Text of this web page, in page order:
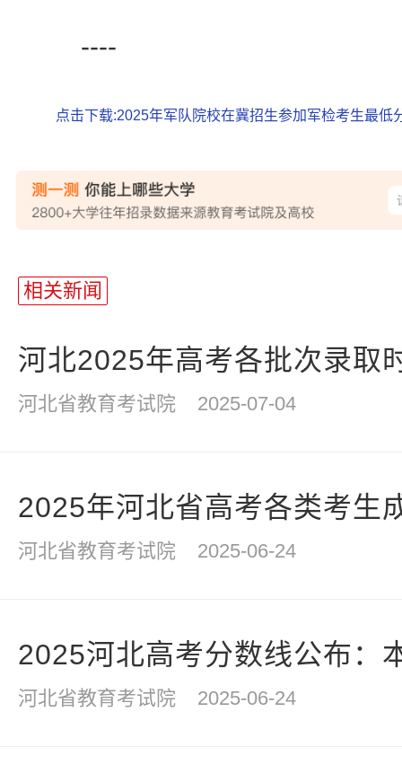
----
点击下载:2025年军队院校在冀招生参加军检考生最低
相关新闻
河北2025年高考各批次录取
河北省教育考试院 2025-07-04
2025年河北省高考各类考生
河北省教育考试院 2025-06-24
2025河北高考分数线公布：
河北省教育考试院 2025-06-24